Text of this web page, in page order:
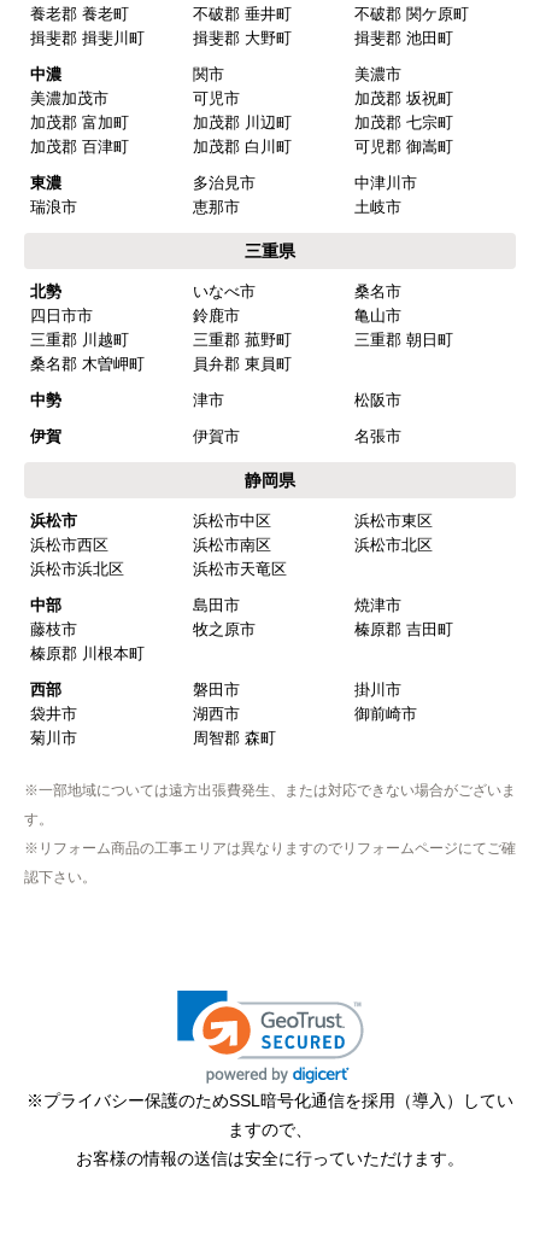
養老郡 養老町
不破郡 垂井町
不破郡 関ケ原町
揖斐郡 揖斐川町
揖斐郡 大野町
揖斐郡 池田町
中濃
関市
美濃市
美濃加茂市
可児市
加茂郡 坂祝町
加茂郡 富加町
加茂郡 川辺町
加茂郡 七宗町
加茂郡 百津町
加茂郡 白川町
可児郡 御嵩町
東濃
多治見市
中津川市
瑞浪市
恵那市 土岐市
三重県
北勢 いなべ市
桑名市
四日市市
鈴鹿市
亀山市
三重郡 川越町
三重郡 菰野町
三重郡 朝日町
桑名郡 木曽岬町
員弁郡 東員町
中勢
津市
松阪市
伊賀
伊賀市 名張市
静岡県
浜松市 浜松市中区
浜松市東区
浜松市西区
浜松市南区
浜松市北区
浜松市浜北区
浜松市天竜区
中部
島田市
焼津市
藤枝市
牧之原市
榛原郡 吉田町
榛原郡 川根本町
西部
磐田市
掛川市
袋井市
湖西市
御前崎市
菊川市
周智郡 森町
※一部地域については遠方出張費発生、または対応できない場合がございま
す。
※リフォーム商品の工事エリアは異なりますのでリフォームページにてご確
認下さい。
※プライバシー保護のためSSL暗号化通信を採用（導入）してい
ますので、
お客様の情報の送信は安全に行っていただけます。